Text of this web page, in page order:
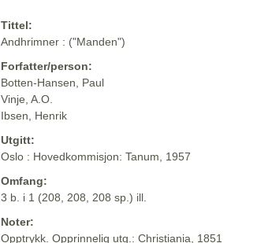
Tittel:
Andhrimner : ("Manden")
Forfatter/person:
Botten-Hansen, Paul
Vinje, A.O.
Ibsen, Henrik
Utgitt:
Oslo : Hovedkommisjon: Tanum, 1957
Omfang:
3 b. i 1 (208, 208, 208 sp.) ill.
Noter:
Opptrykk. Opprinnelig utg.: Christiania, 1851